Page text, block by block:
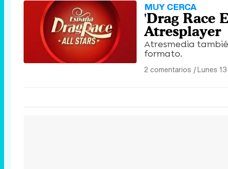
MUY CERCA
'Drag Race
Atresplayer
Atresmedia
formato.
2 comentarios |Lunes